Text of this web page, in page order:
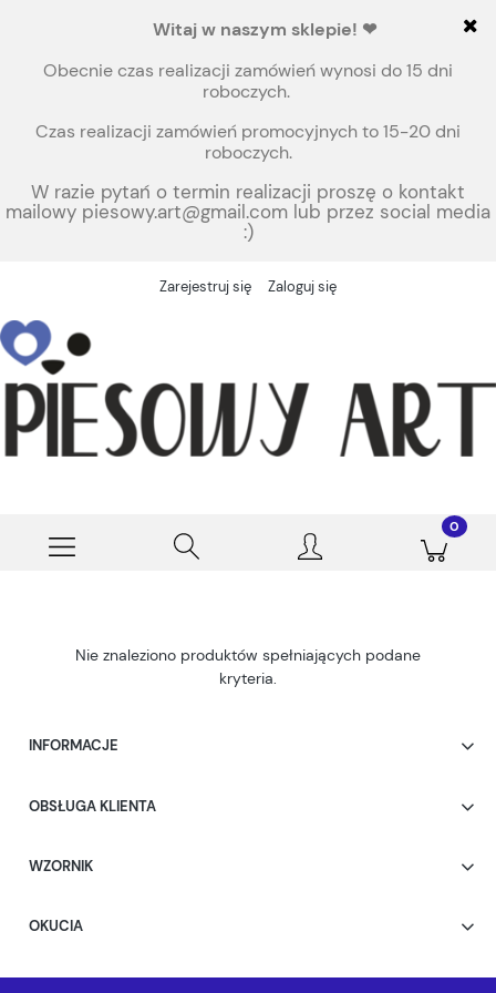
Witajw naszym sklepie! ❤
Obecnie czas realizacji zamówień wynosi do 15 dni
roboczych.
Czas realizacji zamówień promocyjnych to 15-20 dni
roboczych.
W razie pytań o termin realizacji proszę o kontakt
mailowy piesowy.art@gmail.com lub przez social media
:)
Zarejestruj się Zaloguj się
Nie znaleziono produktów spełniających podane
kryteria.
INFORMACJE
OBSŁUGA KLIENTA
WZORNIK
OKUCIA